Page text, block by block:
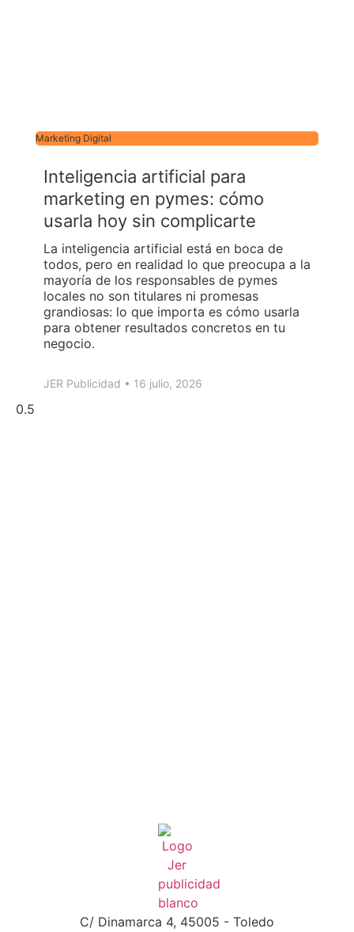
Marketing Digital
Inteligencia artificial para
marketing en pymes: cómo
usarla hoy sin complicarte
La inteligencia artificial está en boca de
todos, pero en realidad lo que preocupa a la
mayoría de los responsables de pymes
locales no son titulares ni promesas
grandiosas: lo que importa es cómo usarla
para obtener resultados concretos en tu
negocio.
JER Publicidad 16 julio, 2026
C/ Dinamarca 4, 45005 - Toledo